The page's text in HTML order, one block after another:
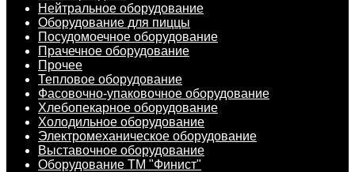
Нейтральное оборудование
Оборудование для пиццы
Посудомоечное оборудование
Прачечное оборудование
Прочее
Тепловое оборудование
Фасовочно-упаковочное оборудование
Хлебопекарное оборудование
Холодильное оборудование
Электромеханическое оборудование
Выставочное оборудование
Оборудование ТМ "Финист"